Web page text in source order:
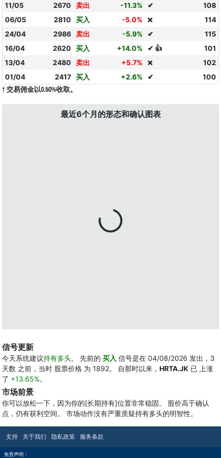
11/05
2670 卖出 -11.3% ✔
108
06/05
2810 买入 -5.0% ❌
114
24/04
2986 卖出 -5.9% ✔
115
16/04
2620 买入 +14.0% ✔ 👍
101
13/04
2480 卖出 +5.7% ❌
102
01/04
2417 买入 +2.6% ✔ 100
† 交易佣金以0.50%收取。
最近6个月的形态和确认图表
信号更新
今天系统建议持有多头。 先前的 买入 信号是在 04/08/2026 发出，3
天数 之前，当时 股票价格 为 1892。 自那时以来， HRTA.JK 已 上涨
了 +13.65%。
市场前景
你可以放松一下，因为你的[长期持有]位置非常稳固。 股价高于确认
点，仍有获利空间。 市场动作没有严重质疑持有多头的明智性。
支持 关于我们 隐私政策 服务条款
免责声明：